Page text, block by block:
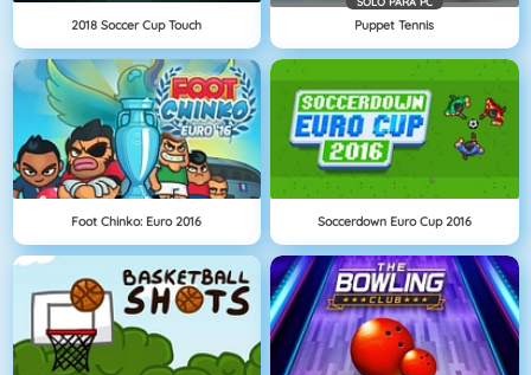
2018 Soccer Cup Touch Puppet Tennis
Foot Chinko: Euro 2016 Soccerdown Euro Cup 2016